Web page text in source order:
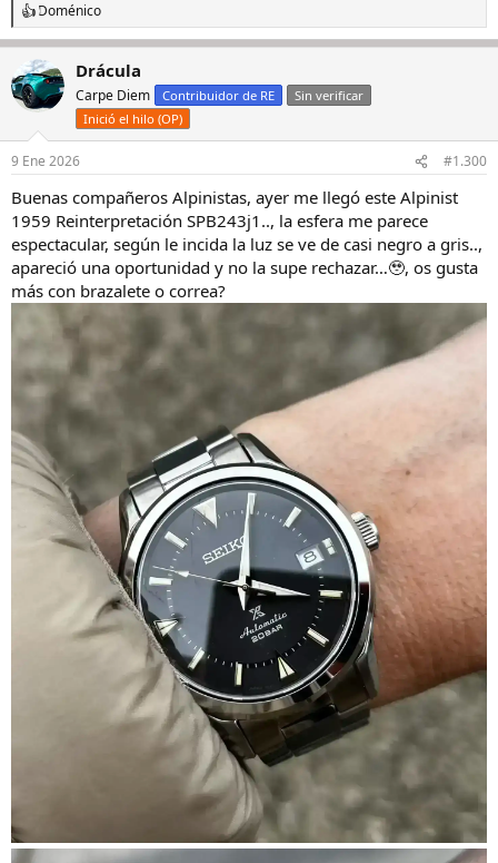
R
e
c
c
i
n
e
s
:
Doménico
Drácula
Carpe Diem Contribuidor de RE
Sin verificar
Inició el hilo (OP)
9 Ene 2026 #1.300
Buenas compañeros Alpinistas, ayer me llegó este Alpinist
1959 Reinterpretación SPB243j1.., la esfera me parece
espectacular, según le incida la luz se ve de casi negro a gris..,
apareció una oportunidad y no la supe rechazar…🥹, os gusta
más con brazalete o correa?